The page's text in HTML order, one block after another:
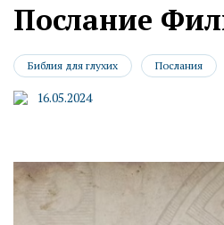
Послание
Библия для глухих Послания
16.05.2024